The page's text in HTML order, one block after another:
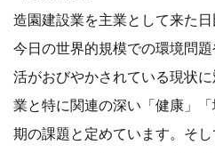
造園建設業を主業として来た日
今日の世界的規模での環境問
活がおびやかされている現状
業と特に関連の深い「健康」
期の課題と定めています。そ